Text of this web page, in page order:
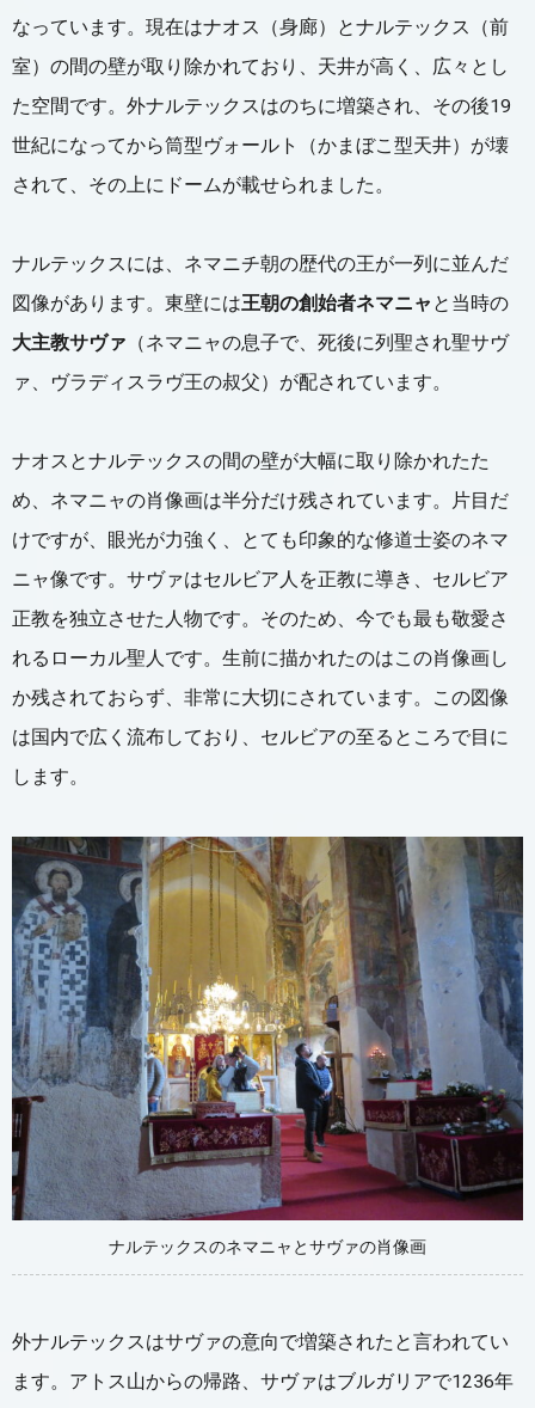
なっています。現在はナオス（身廊）とナルテックス（前
室）の間の壁が取り除かれており、天井が高く、広々とし
た空間です。外ナルテックスはのちに増築され、その後19
世紀になってから筒型ヴォールト（かまぼこ型天井）が壊
されて、その上にドームが載せられました。
ナルテックスには、ネマニチ朝の歴代の王が一列に並んだ
図像があります。東壁には王朝の創始者ネマニャ と当時の
大主教サヴァ （ネマニャの息子で、死後に列聖され聖サヴ
ァ、ヴラディスラヴ王の叔父）が配されています。
ナオスとナルテックスの間の壁が大幅に取り除かれたた
め、ネマニャの肖像画は半分だけ残されています。片目だ
けですが、眼光が力強く、とても印象的な修道士姿のネマ
ニャ像です。サヴァはセルビア人を正教に導き、セルビア
正教を独立させた人物です。そのため、今でも最も敬愛さ
れるローカル聖人です。生前に描かれたのはこの肖像画し
か残されておらず、非常に大切にされています。この図像
は国内で広く流布しており、セルビアの至るところで目に
します。
ナルテックスのネマニャとサヴァの肖像画
外ナルテックスはサヴァの意向で増築されたと言われてい
ます。アトス山からの帰路、サヴァはブルガリアで1236年